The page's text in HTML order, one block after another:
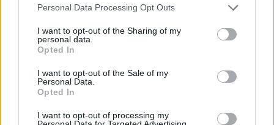
Personal Data Processing Opt Outs
I want to opt-out of the Sharing of my
personal data.
Opted In
I want to opt-out of the Sale of my
Personal Data.
Opted In
I want to opt-out of processing my
Le valutazioni su questa pagina sono contenuti generati dagli
nostri standard di valutazione dei farmaci. Non chiediamo di
dimostrare alcuna conoscenza medica ai nostri utenti quando
esperienze descritte riflettono solo il loro punto di vista e non
quello dei proprietari del sito web. Ricorda che queste
sempre contattare il medico o il farmacista per un consiglio sui